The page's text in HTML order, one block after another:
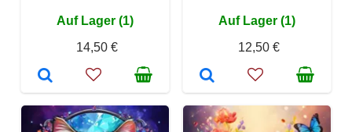
Auf Lager (1)
14,50 €
Auf Lager (1)
12,50 €